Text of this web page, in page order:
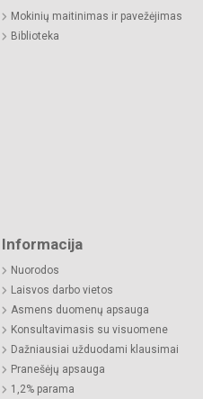
Mokinių maitinimas ir pavežėjimas
Biblioteka
Informacija
Nuorodos
Laisvos darbo vietos
Asmens duomenų apsauga
Konsultavimasis su visuomene
Dažniausiai užduodami klausimai
Pranešėjų apsauga
1,2% parama